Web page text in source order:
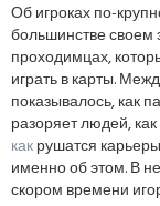
Об игроках по-
большинстве
проходимцах,
играть в карты.
показывалось, как
разоряет людей,
какрушатся
именно об этом. В
скором времени